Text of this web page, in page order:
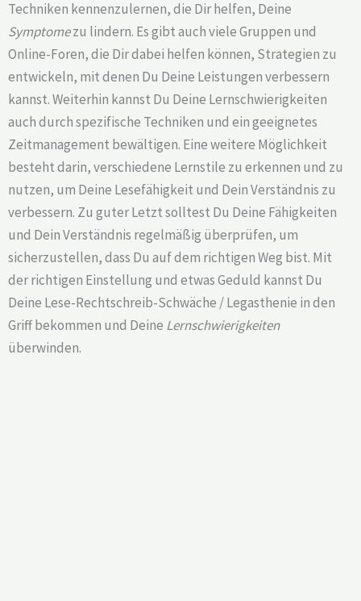
Techniken kennenzulernen, die Dir helfen, Deine
Symptomezu lindern. Es gibt auch viele Gruppen und
Online-Foren, die Dir dabei helfen können, Strategien zu
entwickeln, mit denen Du Deine Leistungen verbessern
kannst. Weiterhin kannst Du Deine Lernschwierigkeiten
auch durch spezifische Techniken und ein geeignetes
Zeitmanagement bewältigen. Eine weitere Möglichkeit
besteht darin, verschiedene Lernstile zu erkennen und zu
nutzen, um Deine Lesefähigkeit und Dein Verständnis zu
verbessern. Zu guter Letzt solltest Du Deine Fähigkeiten
und Dein Verständnis regelmäßig überprüfen, um
sicherzustellen, dass Du auf dem richtigen Weg bist. Mit
der richtigen Einstellung und etwas Geduld kannst Du
Deine Lese-Rechtschreib-Schwäche / Legasthenie in den
Griff bekommen und Deine Lernschwierigkeiten
überwinden.